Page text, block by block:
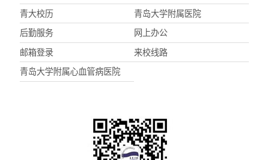
青大校历 青岛大学附属医院
后勤服务 网上办公
邮箱登录 来校线路
青岛大学附属心血管病医院